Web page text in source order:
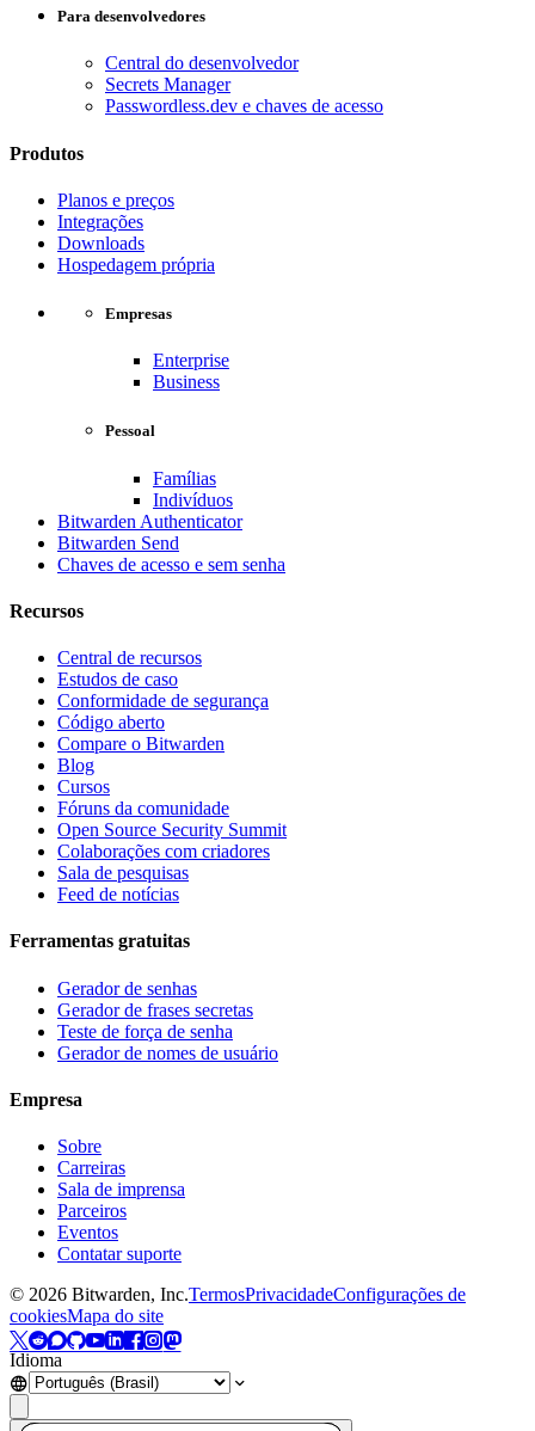
Para desenvolvedores
Central do desenvolvedor
Secrets Manager
Passwordless.dev e chaves de acesso
Produtos
Planos e preços
Integrações
Downloads
Hospedagem própria
Empresas
Enterprise
Business
Pessoal
Famílias
Indivíduos
Bitwarden Authenticator
Bitwarden Send
Chaves de acesso e sem senha
Recursos
Central de recursos
Estudos de caso
Conformidade de segurança
Código aberto
Compare o Bitwarden
Blog
Cursos
Fóruns da comunidade
Open Source Security Summit
Colaborações com criadores
Sala de pesquisas
Feed de notícias
Ferramentas gratuitas
Gerador de senhas
Gerador de frases secretas
Teste de força de senha
Gerador de nomes de usuário
Empresa
Sobre
Carreiras
Sala de imprensa
Parceiros
Eventos
Contatar suporte
© 2026 Bitwarden, Inc.TermosPrivacidadeConfigurações de
cookiesMapa do site
Idioma